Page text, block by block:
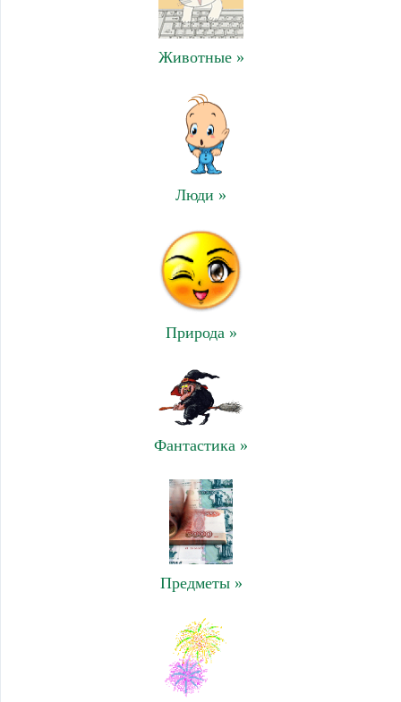
Животные »
Люди »
Природа »
Фантастика »
Предметы »